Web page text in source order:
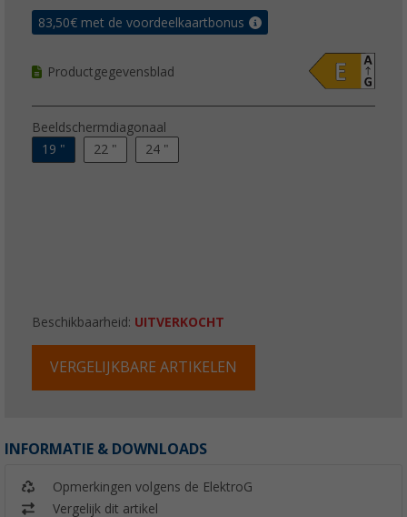
83,50€ met de voordeelkaartbonus
Productgegevensblad
Beeldschermdiagonaal
19 "
22 " 24 "
Beschikbaarheid: UITVERKOCHT
VERGELIJKBARE ARTIKELEN
INFORMATIE & DOWNLOADS
Opmerkingen volgens de ElektroG
Vergelijk dit artikel